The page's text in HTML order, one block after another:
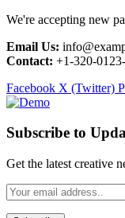
We're accepting new
Email Us:
Contact: +1-320-
Facebook X (Twitter)
Subscribe to
Get the latest creative